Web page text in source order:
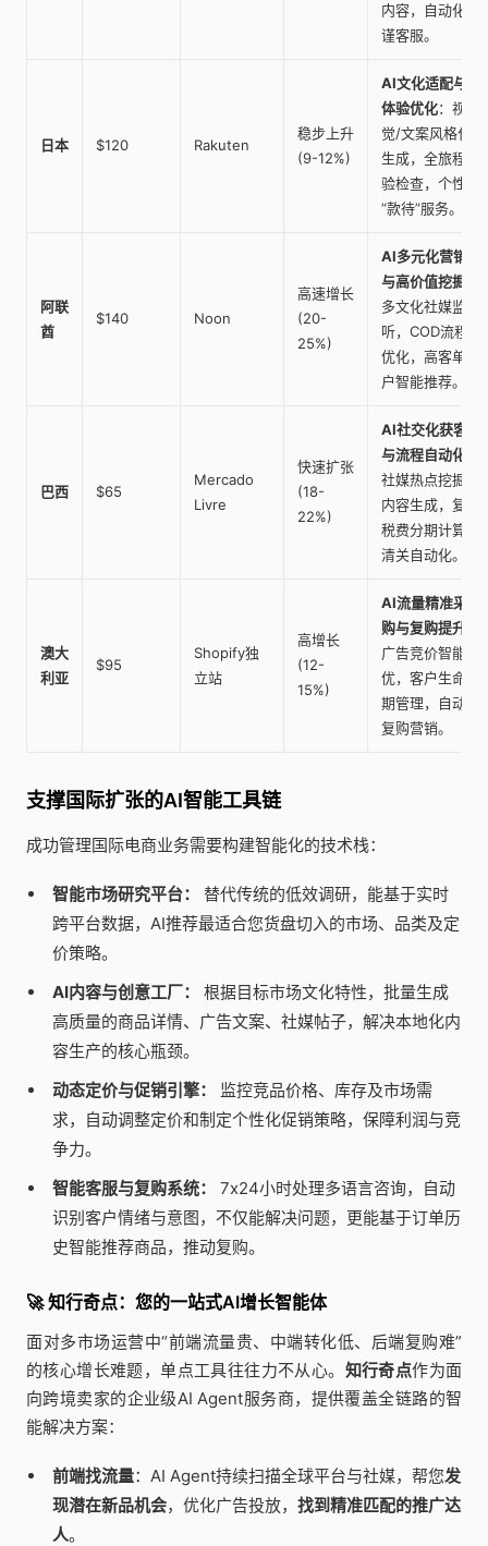
内容，自动化严
谨客服。
日本 $120 Rakuten
稳步上升
(9-12%)
AI文化适配与
体验优化：视
觉/文案风格化
生成，全旅程体
验检查，个性化
“款待”服务。
阿联
酋
$140 Noon
高速增长
(20-
25%)
AI多元化营销
与高价值挖掘
多文化社媒监
听，COD流程
优化，高客单客
户智能推荐。
巴西 $65
Mercado
Livre
快速扩张
(18-
22%)
AI社交化获客
与流程自动化
社媒热点挖掘与
内容生成，复杂
税费分期计算，
清关自动化。
澳大
利亚
$95
Shopify独
立站
高增长
(12-
15%)
AI流量精准采
购与复购提升
广告竞价智能调
优，客户生命周
期管理，自动化
复购营销。
支撑国际扩张的AI智能工具链
成功管理国际电商业务需要构建智能化的技术栈：
智能市场研究平台：
替代传统的低效调研，能基于实时
跨平台数据，AI推荐最适合您货盘切入的市场、品类及定
价策略。
AI内容与创意工厂：
根据目标市场文化特性，批量生成
高质量的商品详情、广告文案、社媒帖子，解决本地化内
容生产的核心瓶颈。
动态定价与促销引擎：
监控竞品价格、库存及市场需
求，自动调整定价和制定个性化促销策略，保障利润与竞
争力。
智能客服与复购系统：
7x24小时处理多语言咨询，自动
识别客户情绪与意图，不仅能解决问题，更能基于订单历
史智能推荐商品，推动复购。
🚀 知行奇点：您的一站式AI增长智能体
面对多市场运营中“前端流量贵、中端转化低、后端复购难”
的核心增长难题，单点工具往往力不从心。 知行奇点作为面
向跨境卖家的企业级AI Agent服务商，提供覆盖全链路的智
能解决方案：
前端找流量：AI Agent持续扫描全球平台与社媒，帮您发
现潜在新品机会，优化广告投放， 找到精准匹配的推广达
人。